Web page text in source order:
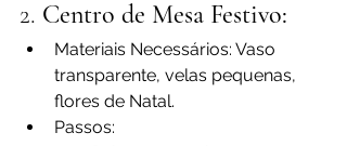
2. Centro de Mesa Festivo:
Materiais Necessários: Vaso
transparente, velas pequenas,
flores de Natal.
Passos: